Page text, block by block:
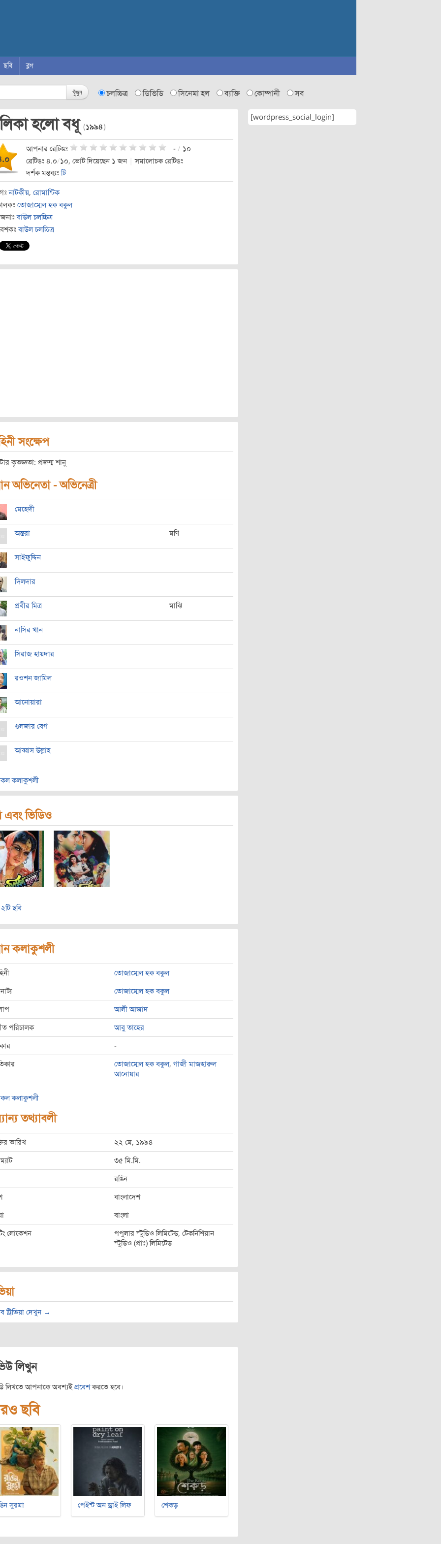
ছবি ব্লগ
খুঁজুন চলচ্চিত্র ডিভিডি সিনেমা হল ব্যক্তি কোম্পানী সব
হলো বধূ (১৯৯৪)
আপনার রেটিঙঃ - / ১০
রেটিঙঃ ৪.০/১০, ভোট দিয়েছেন ১ জন
সমালোচক রেটিঙঃ
দর্শক মন্তব্যঃটি
নাটকীয়, রোমান্টিক
তোজাম্মেল হক বকুল
বাউল চলচ্চিত্র
বাউল চলচ্চিত্র
সংক্ষেপ
কৃতজ্ঞতা: প্রজন্ম শানু
অভিনেতা - অভিনেত্রী
মেহেদী
অন্তরা মণি
সাইফুদ্দিন
দিলদার
প্রবীর মিত্র মাঝি
নাসির খান
সিরাজ হায়দার
রওশন জামিল
আনোয়ারা
গুলজার বেগ
আব্বাস উল্লাহ
কলাকুশলী
এবং ভিডিও
২টি ছবি
কলাকুশলী
তোজাম্মেল হক বকুল
তোজাম্মেল হক বকুল
আলী আজাদ
পরিচালক আবু তাহের
-
তোজাম্মেল হক বকুল, গাজী মাজহারুল
আনোয়ার
কলাকুশলী
তথ্যাবলী
তারিখ ২২ মে, ১৯৯৪
৩৫ মি.মি.
রঙিন
বাংলাদেশ
বাংলা
লোকেশন
পপুলার স্টুডিও লিমিটেড, টেকনিশিয়ান
স্টুডিও (প্রাঃ) লিমিটেড
ট্রিভিয়া দেখুন →
লিখুন
লিখতে আপনাকে অবশ্যইপ্রবেশকরতে হবে।
ছবি
সুরমা পেইন্ট অন ড্রাই লিফ শেকড়
[wordpress_social_login]